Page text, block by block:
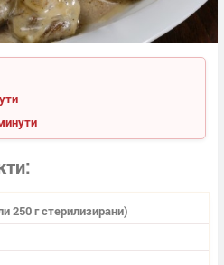
250 г стерилизира­ни)